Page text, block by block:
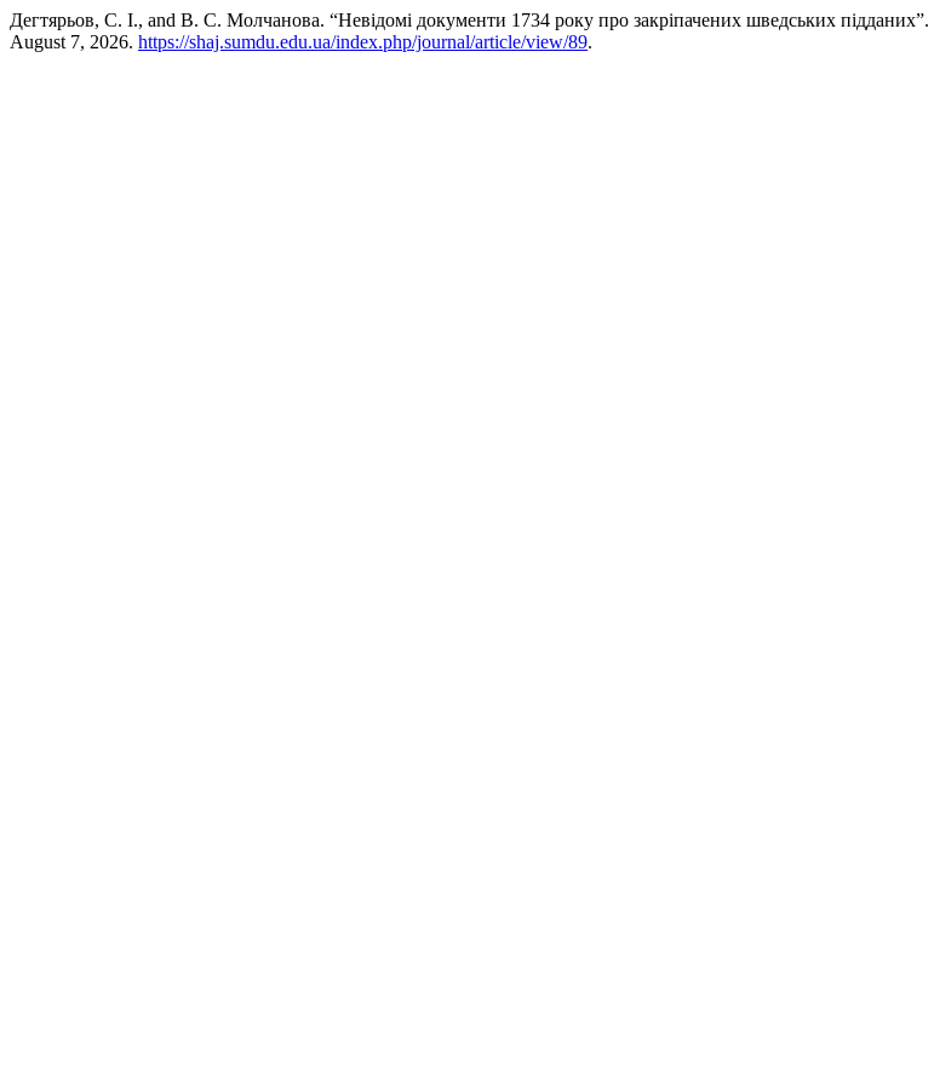
Дегтярьов, С. І., and В. С. Молчанова. “Невідомі документи 1734 року про закріпачених шведських підданих”.
August 7, 2026. https://shaj.sumdu.edu.ua/index.php/journal/article/view/89.